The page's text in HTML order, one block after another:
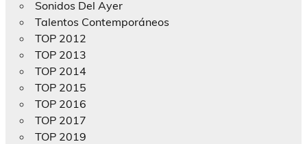
Sonidos Del Ayer
Talentos Contemporáneos
TOP 2012
TOP 2013
TOP 2014
TOP 2015
TOP 2016
TOP 2017
TOP 2019